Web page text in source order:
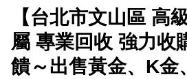
【台北市文山區 高
屬 專業回收 強力收
饋～出售黃金、K金